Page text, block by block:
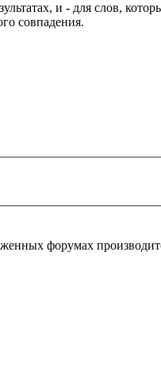
и - для слов,
совпадения.
форумах